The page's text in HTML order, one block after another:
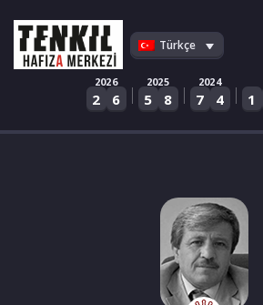
content
Türkçe
2026
2 6 |
2025
5 8 |
2024
7 4 | 1